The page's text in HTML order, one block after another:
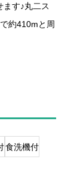
す♪丸二ス
約410mと周
食洗機付